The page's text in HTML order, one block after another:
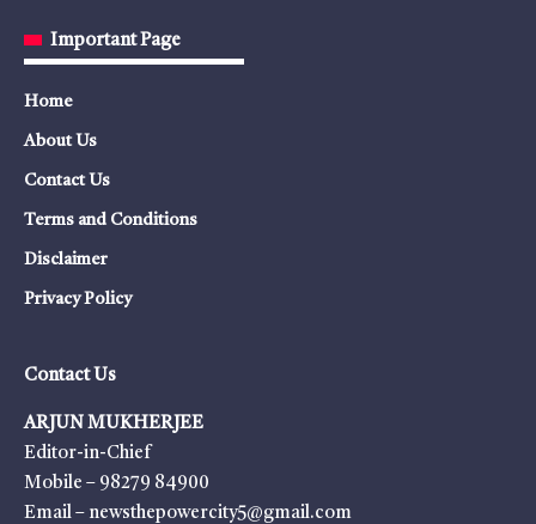
Important Page
Home
About Us
Contact Us
Terms and Conditions
Disclaimer
Privacy Policy
Contact Us
ARJUN MUKHERJEE
Editor-in-Chief
Mobile – 98279 84900
Email – newsthepowercity5@gmail.com